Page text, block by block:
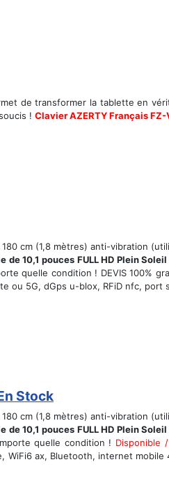
de transformer la tablette en
! Clavier AZERTY Français FZ-
cm (1,8 mètres) anti-vibration
de 10,1 pouces FULL HD Plein Soleil
quelle condition ! DEVIS 100%
ou 5G, dGps u-blox, RFiD nfc,
Stock
cm (1,8 mètres) anti-vibration
de 10,1 pouces FULL HD Plein Soleil
quelle condition ! Disponible
ax, Bluetooth, internet